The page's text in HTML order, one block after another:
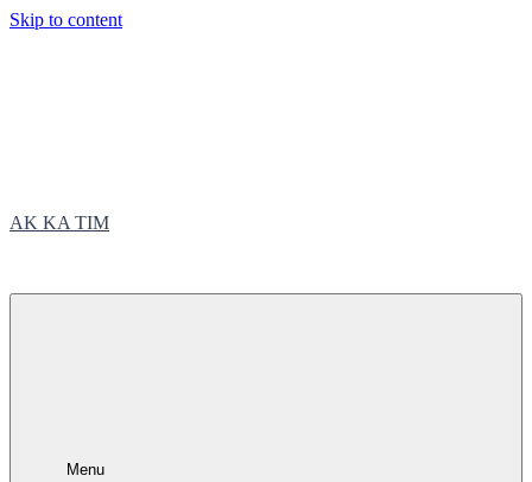
Skip to content
AK KA TIM
Menu